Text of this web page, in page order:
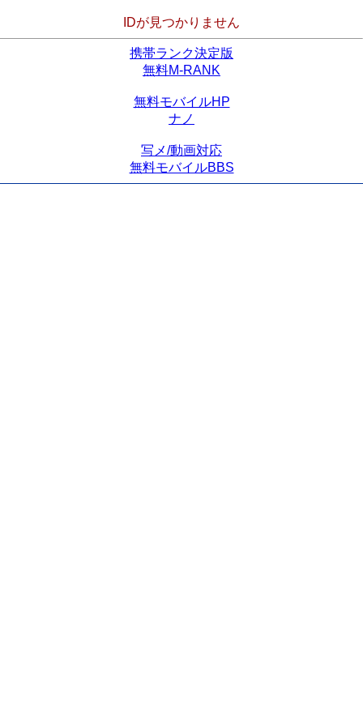
IDが見つかりません
携帯ランク決定版
無料M-RANK
無料モバイルHP
ナノ
写メ/動画対応
無料モバイルBBS